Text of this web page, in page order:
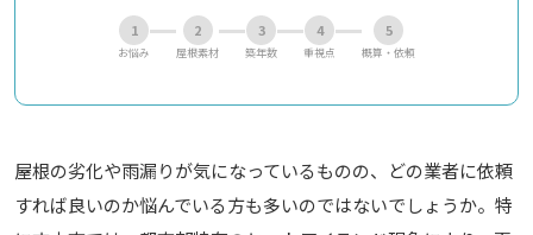
1
お悩み
2
屋根素材
3
築年数
4
重視点
5
概算・依頼
屋根の劣化や雨漏りが気になっているものの、どの業者に依頼
すれば良いのか悩んでいる方も多いのではないでしょうか。特